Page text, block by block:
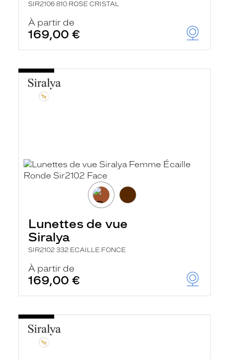
SIR2106 810 ROSE CRISTAL
À partir de
169,00 €
Lunettes de vue
Siralya
SIR2102 332 ECAILLE FONCE
À partir de
169,00 €